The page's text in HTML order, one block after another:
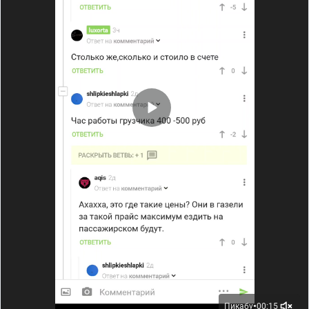
Пикабу●00:15